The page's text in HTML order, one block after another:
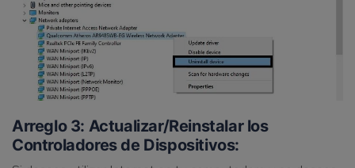
Arreglo 3: Actualizar/Reinstalar los
Controladores de Dispositivos: